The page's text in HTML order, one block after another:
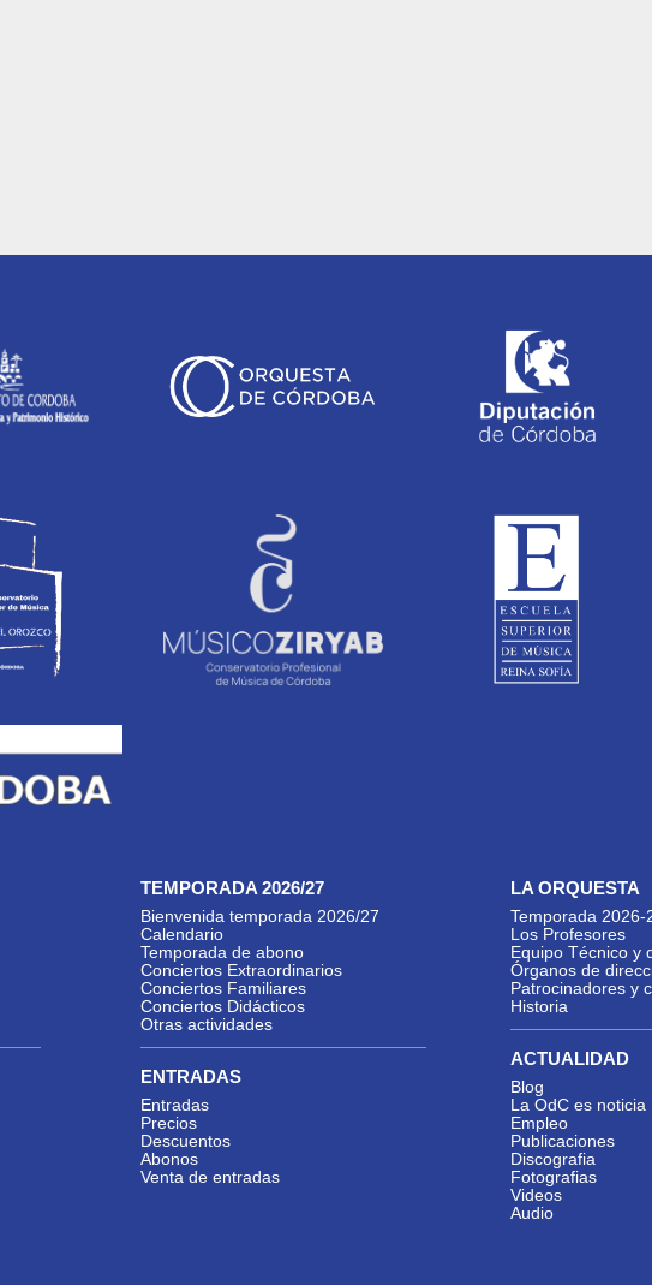
TEMPORADA 2026/27
Bienvenida temporada 2026/27
Calendario
Temporada de abono
Conciertos Extraordinarios
Conciertos Familiares
Conciertos Didácticos
Otras actividades
ENTRADAS
Entradas
Precios
Descuentos
Abonos
Venta de entradas
LA ORQUESTA
Temporada 2026-
Los Profesores
Equipo Técnico y
Órganos de
Patrocinadores y
Historia
ACTUALIDAD
Blog
La OdC es noticia
Empleo
Publicaciones
Discografia
Fotografias
Videos
Audio